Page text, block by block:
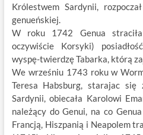
Królestwem Sardynii,
genueńskiej.
W roku 1742 Genua
oczywiście Korsyki)
wyspę-twierdzę Tabarka, którą
We wrześniu 1743 roku w
Teresa Habsburg, starajac się
Sardynii, obiecała Karolowi
należący do Genui, na co
Francją, Hiszpanią i Neapolem